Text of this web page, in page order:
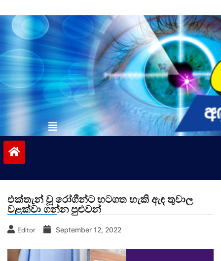
to
contentvinivida.lk
එක්තැන් වූ රෝගීන්ට හටගත හැකි ඇඳ තුවාල
වළක්වා ගන්න පුළුවන්
Editor September 12, 2022